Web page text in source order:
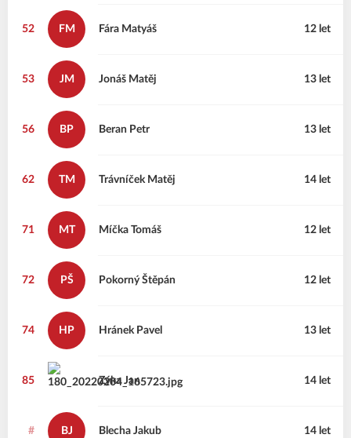
52 FM Matyáš
Fára 12 let
53 JM Matěj
Jonáš 13 let
56 BP Petr
Beran 13 let
62 TM Matěj
Trávníček 14 let
71 MT Tomáš
Míčka 12 let
72 PŠ Štěpán
Pokorný 12 let
74 HP Pavel
Hránek 13 let
85 Jan
Zýka 14 let
# BJ Jakub
Blecha 14 let